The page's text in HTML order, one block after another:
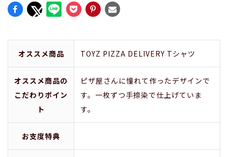
オススメ商品 TOYZ PIZZA DELIVERY Tシャツ
オススメ商品の
こだわりポイン
ト
ピザ屋さんに憧れて作ったデザインで
す。一枚ずつ手捺染で仕上げていま
す。
お支度特典